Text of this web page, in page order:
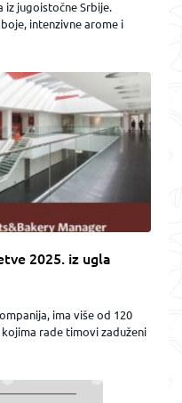
iz jugoistočne Srbije.
intenzivne arome i
2025. iz ugla
ima više od 120
rade timovi zaduženi